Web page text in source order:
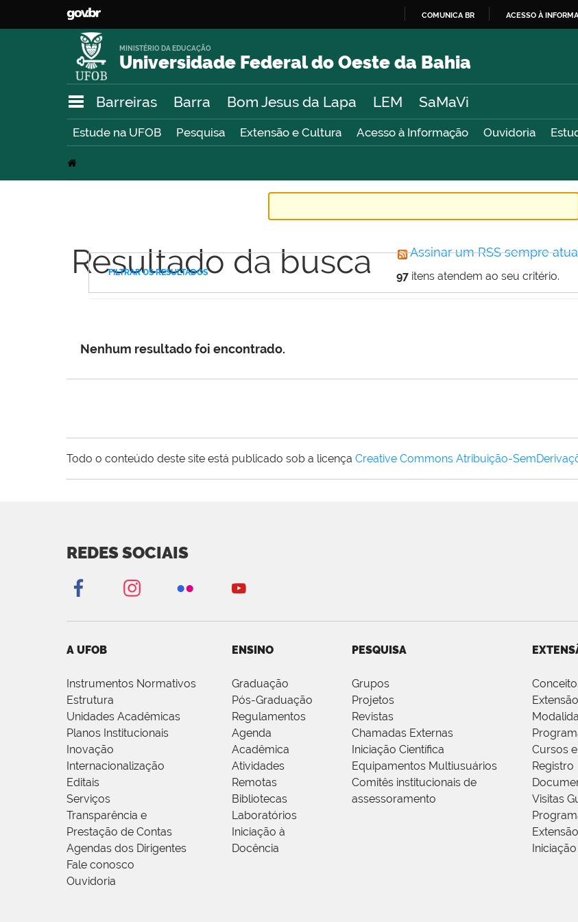
O
COMUNICA BR ACESSO À
Universidade Federal do Oeste da Bahia
MINISTÉRIO DA EDUCAÇÃO
Barreiras Barra Bom Jesus da Lapa LEM SaMaVi
Estude na UFOB Pesquisa Extensão e Cultura Acesso à Informação Ouvidoria
Resultado da busca Assinar um RSS sempre
97 itens atendem ao seu critério.
FILTRAR OS RESULTADOS
Nenhum resultado foi encontrado.
Todo o conteúdo deste site está publicado sob a licença Creative Commons Atribuição-
REDES SOCIAIS
A UFOB
Instrumentos Normativos
Estrutura
Unidades Acadêmicas
Planos Institucionais
Inovação
Internacionalização
Editais
Serviços
Transparência e
Prestação de Contas
Agendas dos Dirigentes
Fale conosco
Ouvidoria
ENSINO
Graduação
Pós-Graduação
Regulamentos
Agenda
Acadêmica
Atividades
Remotas
Bibliotecas
Laboratórios
Iniciação à
Docência
PESQUISA
Grupos
Projetos
Revistas
Chamadas Externas
Iniciação Científica
Equipamentos Multiusuários
Comitês institucionais de
assessoramento
Cursos
Registro
Visitas